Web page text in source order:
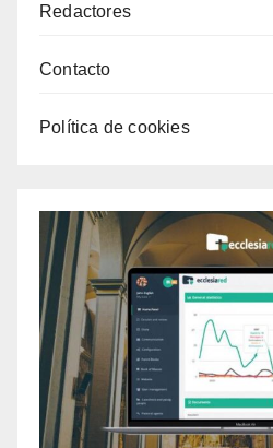
Redactores
Contacto
Política de cookies